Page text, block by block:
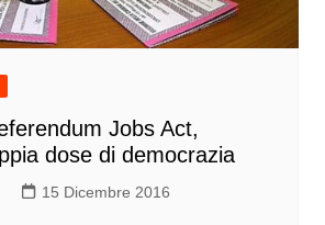
Jobs Act,
dose di democrazia
15 Dicembre 2016